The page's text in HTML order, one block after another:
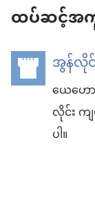
ထပ်ဆင့်အ
အွန်လို
ယေဟေ
လိုင်း က
ပါ။